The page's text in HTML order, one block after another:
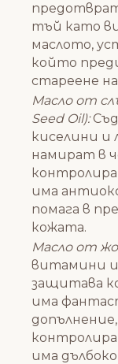
тъй като
маслото,
който
стареене
Масло от
Seed Oil):
киселини и
намират в
контролира
има
помага в
кожата.
Масло от
витамини и
защитава
има
има